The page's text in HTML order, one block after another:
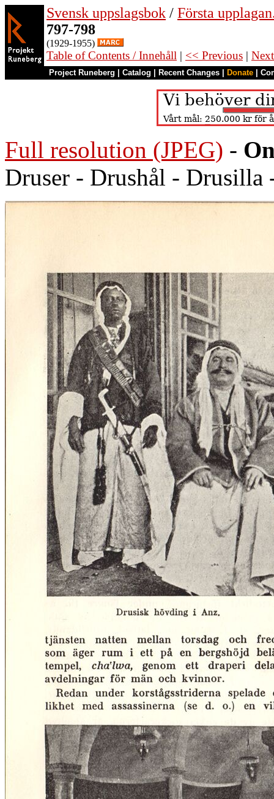
Svensk uppslagsbok / Första
797-798
(1929-1955)
Table of Contents / Innehåll | << Previous |
Project Runeberg Catalog Recent Changes Donate
Full resolution (JPEG) -
Druser - Drushål - Drusilla